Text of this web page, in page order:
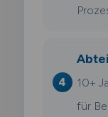
10+
für